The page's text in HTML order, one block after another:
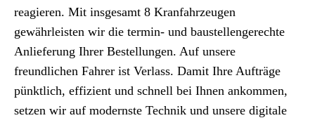
reagieren. Mit insgesamt 8 Kranfahrzeugen
gewährleisten wir die termin- und baustellengerechte
Anlieferung Ihrer Bestellungen. Auf unsere
freundlichen Fahrer ist Verlass. Damit Ihre Aufträge
pünktlich, effizient und schnell bei Ihnen ankommen,
setzen wir auf modernste Technik und unsere digitale